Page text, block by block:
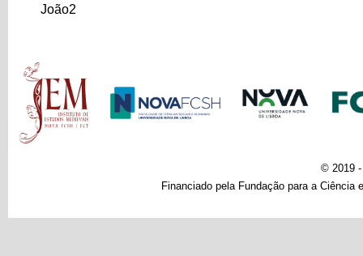
João2
Main menu
© 2019 -
Financiado pela Fundação para a Ciência